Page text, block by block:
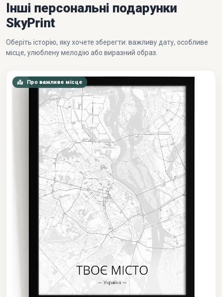
Інші персональні подарунки
SkyPrint
Оберіть історію, яку хочете зберегти: важливу дату, особливе
місце, улюблену мелодію або виразний образ.
Про важливе місце